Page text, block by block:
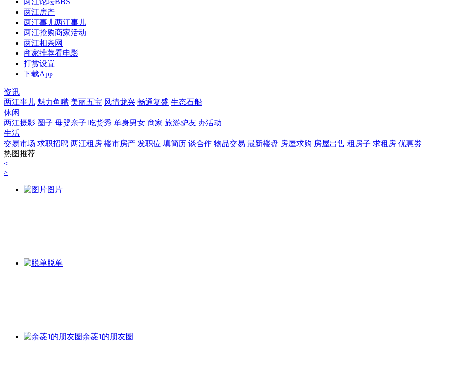
两江房产
两江事儿两江事儿
两江抢购商家活动
两江相亲网
商家推荐看电影
打赏设置
下载App
资讯
两江事儿 魅力鱼嘴 美丽五宝 风情龙兴 畅通复盛 生态石船
休闲
两江摄影 圈子 母婴亲子 吃货秀 单身男女 商家 旅游驴友 办活动
生活
交易市场 求职招聘 两江租房 楼市房产 发职位 填简历 谈合作 物品交易 最新楼盘 房屋求购 房屋出售 租房子 求租房 优惠劵
热图推荐
<
>
图片
脱单
余菱1的朋友圈